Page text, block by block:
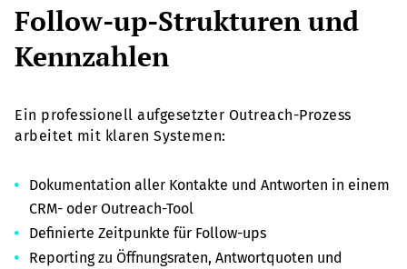
Follow-up-Strukturen und
Kennzahlen
Ein professionell aufgesetzter Outreach-Prozess
arbeitet mit klaren Systemen:
Dokumentation aller Kontakte und Antworten in einem
CRM- oder Outreach-Tool
Definierte Zeitpunkte für Follow-ups
Reporting zu Öffnungsraten, Antwortquoten und